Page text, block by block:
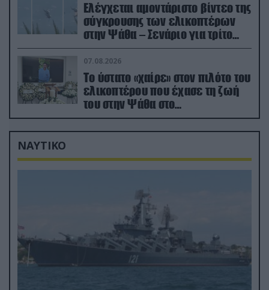
Ελέγχεται αμοντάριστο βίντεο της
σύγκρουσης των ελικοπτέρων
στην Ψάθα – Σενάριο για τρίτο
ελικόπτερο
07.08.2026
Το ύστατο «χαίρε» στον πιλότο του
ελικοπτέρου που έχασε τη ζωή
του στην Ψάθα στο
αποτεφρωτήριο Ριτσώνας
ΝΑΥΤΙΚΟ